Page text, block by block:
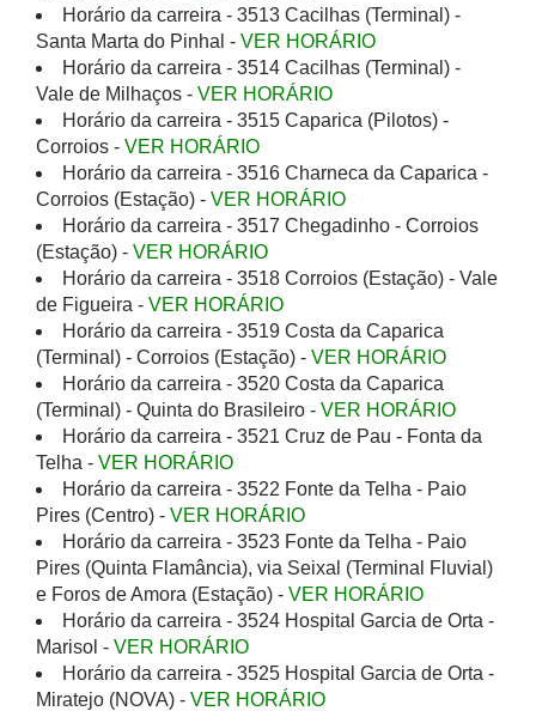
Horário da carreira - 3513 Cacilhas (Terminal) -
Santa Marta do Pinhal - VER HORÁRIO
Horário da carreira - 3514 Cacilhas (Terminal) -
Vale de Milhaços - VER HORÁRIO
Horário da carreira - 3515 Caparica (Pilotos) -
Corroios - VER HORÁRIO
Horário da carreira - 3516 Charneca da Caparica -
Corroios (Estação) - VER HORÁRIO
Horário da carreira - 3517 Chegadinho - Corroios
(Estação) - VER HORÁRIO
Horário da carreira - 3518 Corroios (Estação) - Vale
de Figueira - VER HORÁRIO
Horário da carreira - 3519 Costa da Caparica
(Terminal) - Corroios (Estação) - VER HORÁRIO
Horário da carreira - 3520 Costa da Caparica
(Terminal) - Quinta do Brasileiro - VER HORÁRIO
Horário da carreira - 3521 Cruz de Pau - Fonta da
Telha - VER HORÁRIO
Horário da carreira - 3522 Fonte da Telha - Paio
Pires (Centro) - VER HORÁRIO
Horário da carreira - 3523 Fonte da Telha - Paio
Pires (Quinta Flamância), via Seixal (Terminal Fluvial)
e Foros de Amora (Estação) - VER HORÁRIO
Horário da carreira - 3524 Hospital Garcia de Orta -
Marisol - VER HORÁRIO
Horário da carreira - 3525 Hospital Garcia de Orta -
Miratejo (NOVA) - VER HORÁRIO